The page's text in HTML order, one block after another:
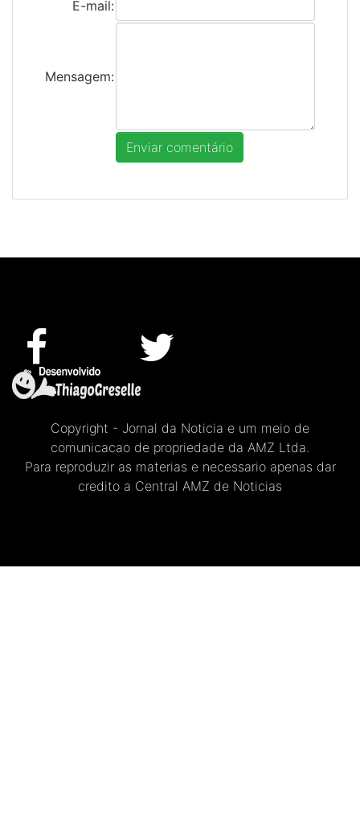
E-mail:
Mensagem:
Copyright - Jornal da Noticia e um meio de
comunicacao de propriedade da AMZ Ltda.
Para reproduzir as materias e necessario apenas dar
credito a Central AMZ de Noticias